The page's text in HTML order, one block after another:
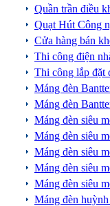
Quần trần điều
Quạt Hút Công
Cửa hàng bán
Thi công điện
Thi công lắp
Máng đèn
Máng đèn
Máng đèn siêu
Máng đèn siêu
Máng đèn siêu
Máng đèn siêu
Máng đèn siêu
Máng đèn